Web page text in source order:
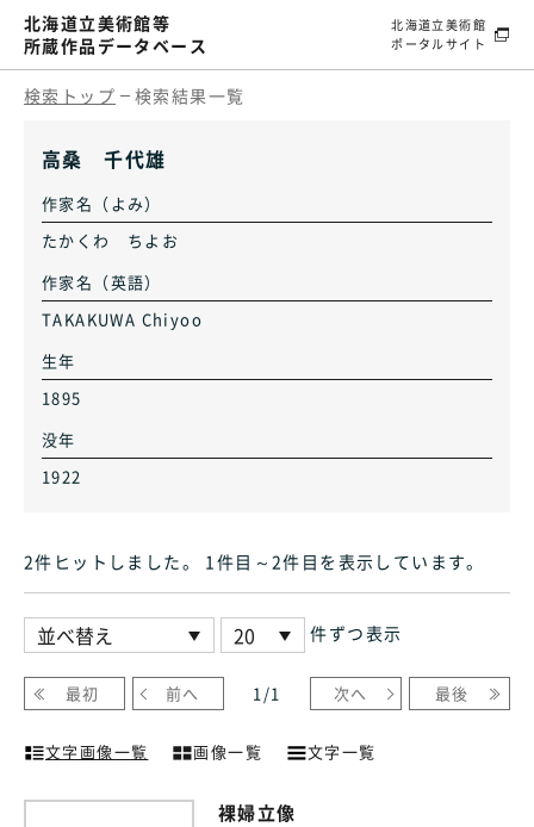
北海道立美術館等
所蔵作品データベース
北海道立美術館
ポータルサイト
検索トップ 検索結果一覧
高桑 千代雄
作家名（よみ）
たかくわ ちよお
作家名（英語）
TAKAKUWA Chiyoo
生年
1895
没年
1922
2件ヒット しました。 1件目～2件目 を表示しています。
件ずつ表示
最初 前へ 1 /1 次へ 最後
文字画像一覧 画像一覧 文字一覧
裸婦立像